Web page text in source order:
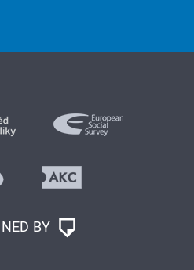
BY